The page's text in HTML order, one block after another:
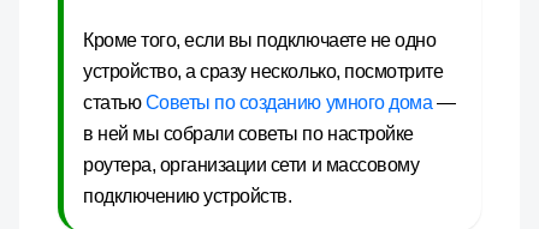
Кроме того, если вы подключаете не одно
устройство, а сразу несколько, посмотрите
статьюСоветы по созданию умного дома —
в ней мы собрали советы по настройке
роутера, организации сети и массовому
подключению устройств.